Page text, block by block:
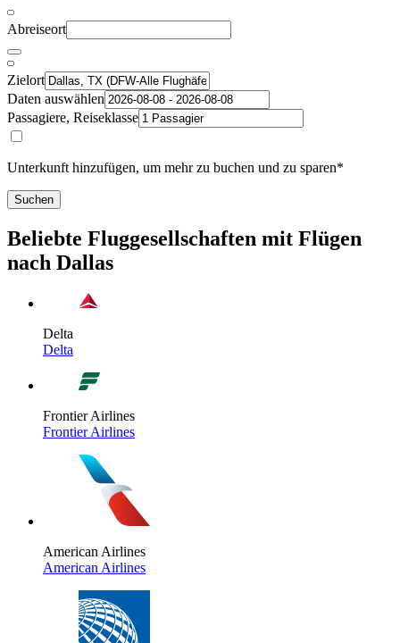
Abreiseort
Zielort
Daten auswählen
Passagiere, Reiseklasse
Unterkunft hinzufügen, um mehr zu buchen und zu sparen*
Suchen
Beliebte Fluggesellschaften mit Flügen
nach Dallas
Delta
Delta
Frontier Airlines
Frontier Airlines
American Airlines
American Airlines